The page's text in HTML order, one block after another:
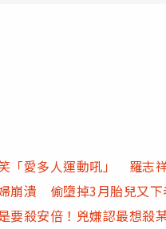
「愛多人運動吼」 羅志
崩潰 偷墮掉3月胎兒又下
要殺安倍！兇嫌認最想